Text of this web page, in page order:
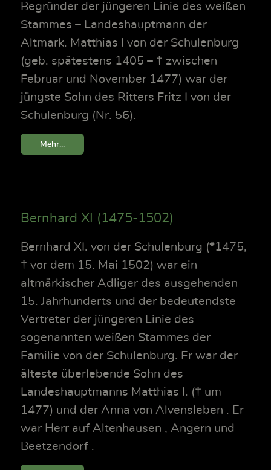
Begründer der jüngeren Linie des weißen
Stammes – Landeshauptmann der
Altmark. Matthias I von der Schulenburg
(geb. spätestens 1405 – † zwischen
Februar und November 1477) war der
jüngste Sohn des Ritters Fritz I von der
Schulenburg (Nr. 56).
Mehr...
Bernhard XI (1475-1502)
Bernhard XI. von der Schulenburg (*1475,
† vor dem 15. Mai 1502) war ein
altmärkischer Adliger des ausgehenden
15. Jahrhunderts und der bedeutendste
Vertreter der jüngeren Linie des
sogenannten weißen Stammes der
Familie von der Schulenburg. Er war der
älteste überlebende Sohn des
Landeshauptmanns Matthias I. († um
1477) und der Anna von Alvensleben . Er
war Herr auf Altenhausen , Angern und
Beetzendorf .